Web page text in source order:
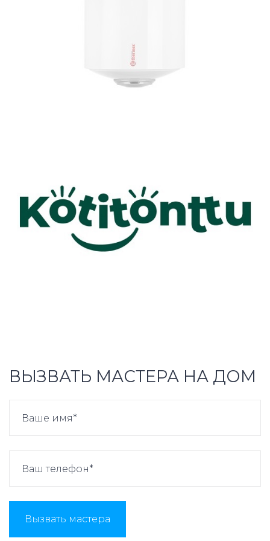
ВЫЗВАТЬ МАСТЕРА НА ДОМ
Вызвать мастера